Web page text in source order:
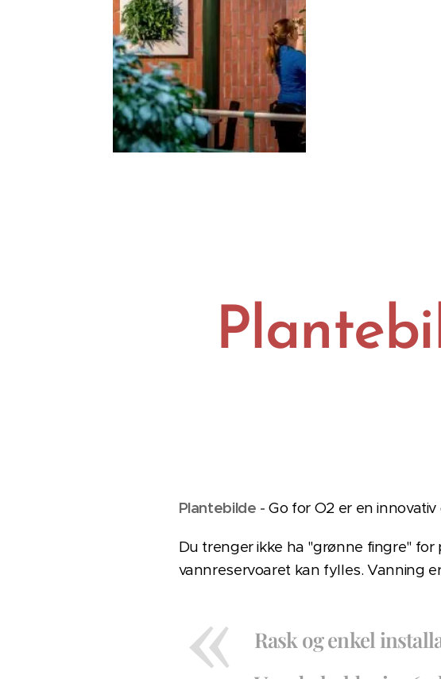
Plantebilde -Go for O2 er en
Du trenger ikke ha "grønne fingre"
vannreservoaret kan fylles. Vanning
Rask og enkel